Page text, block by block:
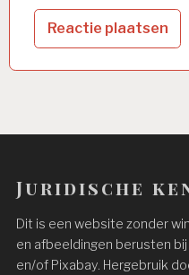
Juridische
Dit is een website zonder
en afbeeldingen berusten
en/of Pixabay. Hergebruik